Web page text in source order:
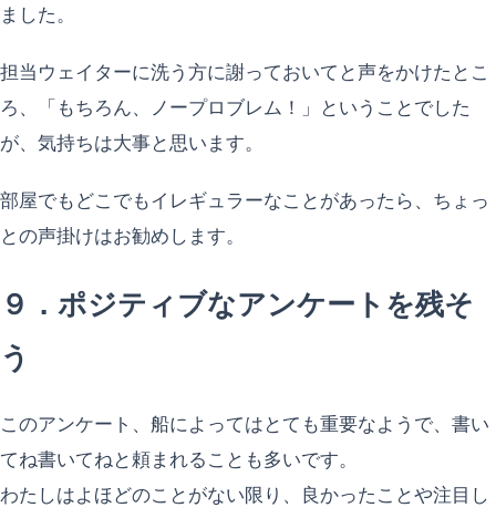
ました。
担当ウェイターに洗う方に謝っておいてと声をかけたとこ
ろ、「もちろん、ノープロブレム！」ということでした
が、気持ちは大事と思います。
部屋でもどこでもイレギュラーなことがあったら、ちょっ
との声掛けはお勧めします。
９．ポジティブなアンケートを残そ
う
このアンケート、船によってはとても重要なようで、書い
てね書いてねと頼まれることも多いです。
わたしはよほどのことがない限り、良かったことや注目し